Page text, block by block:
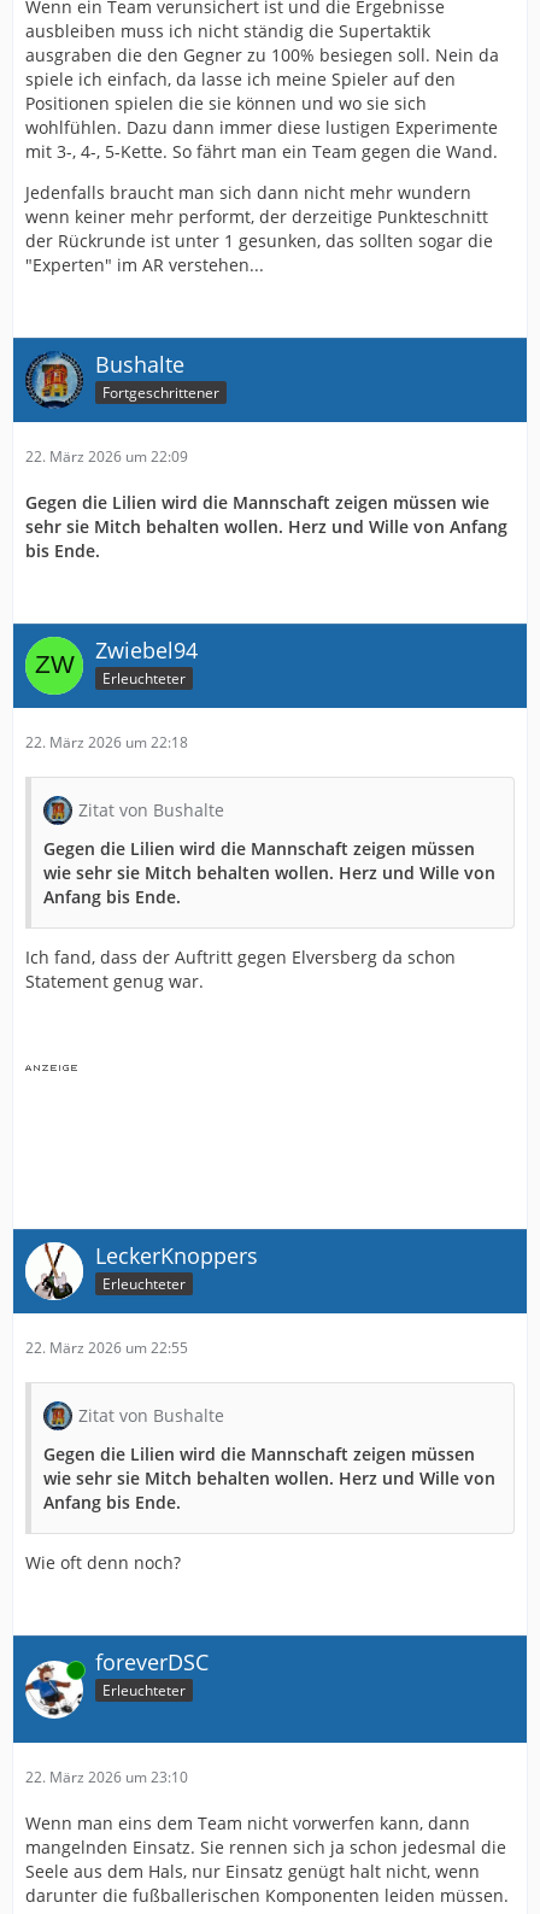
Wenn ein Team verunsichert ist und die Ergebnisse
ausbleiben muss ich nicht ständig die Supertaktik
ausgraben die den Gegner zu 100% besiegen soll. Nein da
spiele ich einfach, da lasse ich meine Spieler auf den
Positionen spielen die sie können und wo sie sich
wohlfühlen. Dazu dann immer diese lustigen Experimente
mit 3-, 4-, 5-Kette. So fährt man ein Team gegen die Wand.
Jedenfalls braucht man sich dann nicht mehr wundern
wenn keiner mehr performt, der derzeitige Punkteschnitt
der Rückrunde ist unter 1 gesunken, das sollten sogar die
"Experten" im AR verstehen...
Bushalte
Fortgeschrittener
22. März 2026 um 22:09
Gegen die Lilien wird die Mannschaft zeigen müssen wie
sehr sie Mitch behalten wollen. Herz und Wille von Anfang
bis Ende.
Zwiebel94
Erleuchteter
22. März 2026 um 22:18
Zitat von Bushalte
Gegen die Lilien wird die Mannschaft zeigen müssen
wie sehr sie Mitch behalten wollen. Herz und Wille von
Anfang bis Ende.
Ich fand, dass der Auftritt gegen Elversberg da schon
Statement genug war.
LeckerKnoppers
Erleuchteter
22. März 2026 um 22:55
Zitat von Bushalte
Gegen die Lilien wird die Mannschaft zeigen müssen
wie sehr sie Mitch behalten wollen. Herz und Wille von
Anfang bis Ende.
Wie oft denn noch?
Online foreverDSC
Erleuchteter
22. März 2026 um 23:10
Wenn man eins dem Team nicht vorwerfen kann, dann
mangelnden Einsatz. Sie rennen sich ja schon jedesmal die
Seele aus dem Hals, nur Einsatz genügt halt nicht, wenn
darunter die fußballerischen Komponenten leiden müssen.